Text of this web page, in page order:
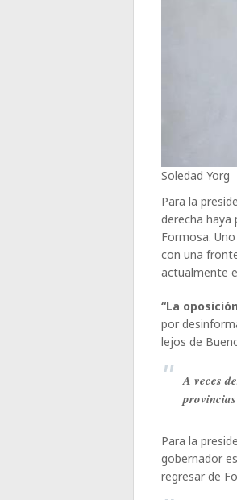
Soledad Yorg
Para la
derecha
Formosa.
con una
actualmente
“La
por
lejos de
A veces
Para la
gobernador
regresar de